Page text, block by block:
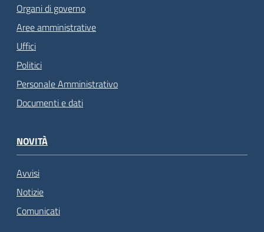
Organi di governo
Aree amministrative
Uffici
Politici
Personale Amministrativo
Documenti e dati
NOVITÀ
Avvisi
Notizie
Comunicati